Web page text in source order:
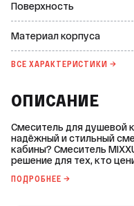
Поверхность
Материал корпуса
ВСЕ ХАРАКТЕРИСТИКИ →
ОПИСАНИЕ
Смеситель для душевой
надёжный и стильный
кабины? Смеситель
решение для тех, кто
(картриджный) для душа.
ПОДРОБНЕЕ →